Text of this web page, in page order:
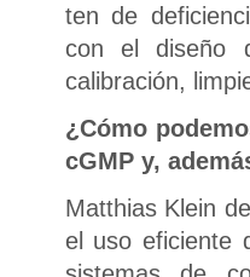
ten de
con el diseño
calibración,
¿Cómo
cGMP y,
Matthias Klein
el uso eficiente